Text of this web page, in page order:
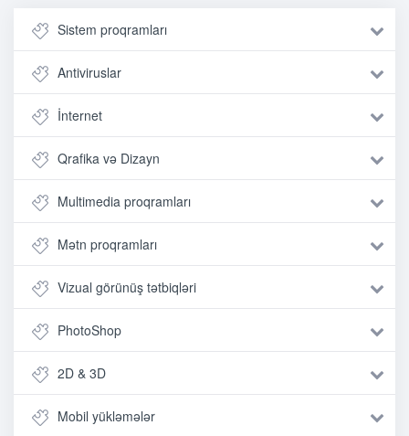
Sistem proqramları
Antiviruslar
İnternet
Qrafika və Dizayn
Multimedia proqramları
Mətn proqramları
Vizual görünüş tətbiqləri
PhotoShop
2D & 3D
Mobil yükləmələr